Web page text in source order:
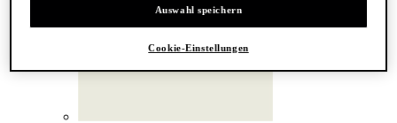
Auswahl speichern
Cookie-Einstellungen